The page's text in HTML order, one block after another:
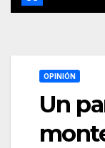
OPINIÓN
Un